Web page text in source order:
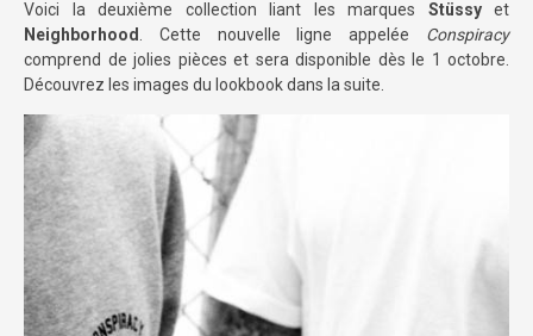
Voici la deuxième collection liant les marques Stüssyet
Neighborhood
. Cette nouvelle ligne appelée Conspiracy
comprend de jolies pièces et sera disponible dès le 1 octobre.
Découvrez les images du lookbook dans la suite.